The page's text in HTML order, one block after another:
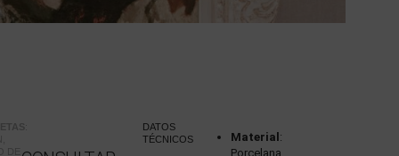
DATOS
TÉCNICOS
Material :
Porcelana